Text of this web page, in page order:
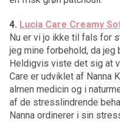
4. Lucia Care Creamy
Nu er vi jo ikke til fals for
jeg mine forbehold, da
Heldigvis viste det sig at
Care er udviklet af Nanna
almen medicin og i
af de stresslindrende
Nanna ordinerer i sin